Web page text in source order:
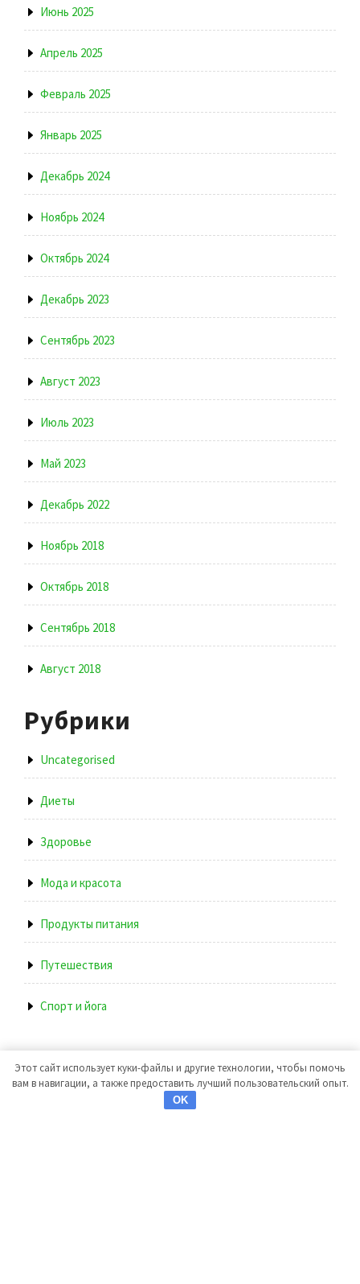
Июнь 2025
Апрель 2025
Февраль 2025
Январь 2025
Декабрь 2024
Ноябрь 2024
Октябрь 2024
Декабрь 2023
Сентябрь 2023
Август 2023
Июль 2023
Май 2023
Декабрь 2022
Ноябрь 2018
Октябрь 2018
Сентябрь 2018
Август 2018
Рубрики
Uncategorised
Диеты
Здоровье
Мода и красота
Продукты питания
Путешествия
Спорт и йога
Этот сайт использует куки-файлы и другие технологии, чтобы помочь
вам в навигации, а также предоставить лучший пользовательский опыт.
OK